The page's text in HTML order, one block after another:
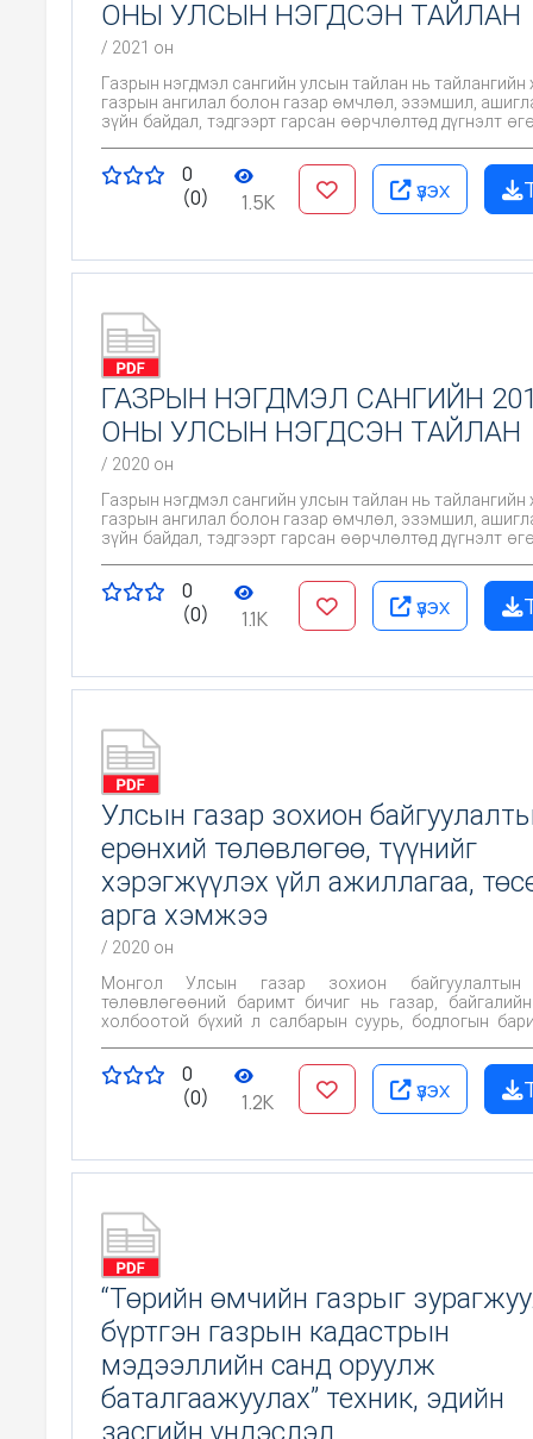
ОНЫ УЛСЫН НЭГДСЭН ТАЙЛАН
/ 2021 он
Газрын нэгдмэл сангийн улсын тайлан нь тайлангийн
газрын ангилал болон газар өмчлөл, эзэмшил,
зүйн байдал, тэдгээрт гарсан өөрчлөлтөд дүгнэлт
хамгаалах, нөхөн сэргээх болон газар зохион
бусад арга хэмжээг төлөвлөн хэрэгжүүлэх,
сангийн өгөгдөхүүнд өөрчлөлт оруулах, улс,
0
(0)
1.5K үзэх
ГАЗРЫН НЭГДМЭЛ САНГИЙН
ОНЫ УЛСЫН НЭГДСЭН ТАЙЛАН
/ 2020 он
Газрын нэгдмэл сангийн улсын тайлан нь тайлангийн
газрын ангилал болон газар өмчлөл, эзэмшил,
зүйн байдал, тэдгээрт гарсан өөрчлөлтөд дүгнэлт
хамгаалах, нөхөн сэргээх болон газар зохион
бусад арга хэмжээг төлөвлөн хэрэгжүүлэх,
сангийн өгөгдөхүүнд өөрчлөлт оруулах, улс,
0
(0)
1.1K үзэх
Улсын газар зохион
ерөнхий төлөвлөгөө, түүнийг
хэрэгжүүлэх үйл ажиллагаа,
арга хэмжээ
/ 2020 он
Монгол Улсын газар зохион байгуулалтын
төлөвлөгөөний баримт бичиг нь газар,
холбоотой бүхий л салбарын суурь, бодлогын
төлөвлөгөөг хэрэгжүүлэх нь Засгийн газар, яам,
орон нутгийн хамтын үүрэг мөн.
0
(0)
1.2K үзэх
“Төрийн өмчийн газрыг
бүртгэн газрын кадастрын
мэдээллийн санд оруулж
баталгаажуулах” техник, эдийн
засгийн үндэслэл